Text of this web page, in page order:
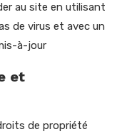
au site en utilisant
de virus et avec un
à-jour
et
de propriété